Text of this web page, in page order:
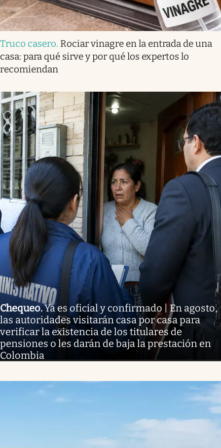
Truco casero. Rociar vinagre en la entrada de una
casa: para qué sirve y por qué los expertos lo
recomiendan
Chequeo.Ya es oficial y confirmado | En agosto,
las autoridades visitarán casa por casa para
verificar la existencia de los titulares de
pensiones o les darán de baja la prestación en
Colombia